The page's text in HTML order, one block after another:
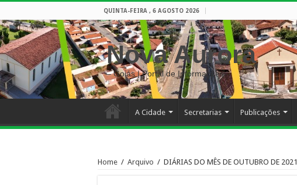
QUINTA-FEIRA , 6 AGOSTO 2026
Nova Aurora
– Goiás | Portal de Informações
A Cidade Secretarias Publicações
Home / Arquivo / DIÁRIAS DO MÊS DE OUTUBRO DE 2021